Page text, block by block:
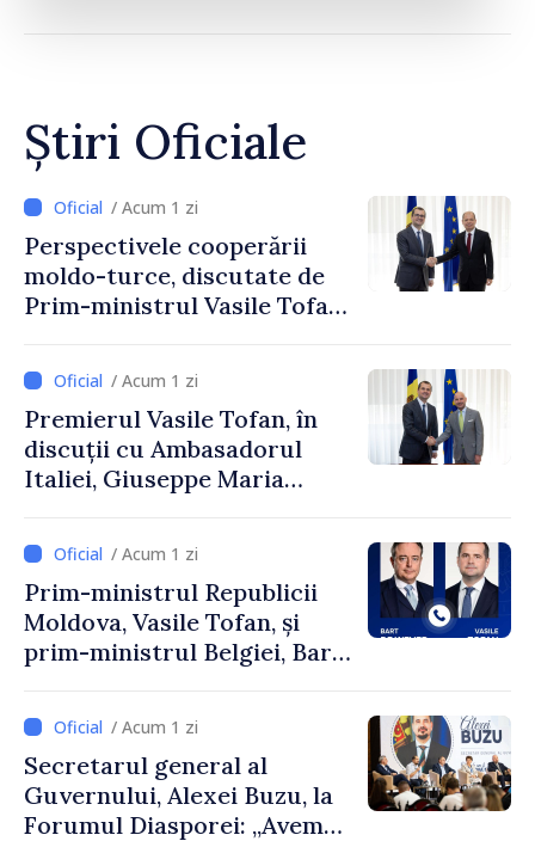
Știri Oficiale
/ Acum 1 zi
Perspectivele cooperării
moldo-turce, discutate de
Prim-ministrul Vasile Tofan
Uygar Mustafa Sertel
/ Acum 1 zi
Premierul Vasile Tofan, în
discuții cu Ambasadorul
Italiei, Giuseppe Maria
/ Acum 1 zi
Prim-ministrul Republicii
Moldova, Vasile Tofan, și
prim-ministrul Belgiei, Bart
despre parcursul european
al Republicii Moldova.
/ Acum 1 zi
Secretarul general al
Guvernului, Alexei Buzu, la
Forumul Diasporei: „Avem